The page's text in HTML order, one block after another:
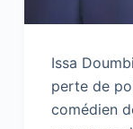
Issa
perte de
comédien